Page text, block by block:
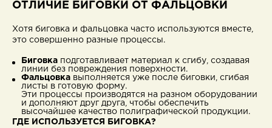
ОТЛИЧИЕ БИГОВКИ ОТ ФАЛЬЦОВКИ
Хотя биговка и фальцовка часто используются вместе,
это совершенно разные процессы.
Биговка подготавливает материал к сгибу, создавая
линии без повреждения поверхности.
Фальцовка выполняется уже после биговки, сгибая
листы в готовую форму.
Эти процессы производятся на разном оборудовании
и дополняют друг друга, чтобы обеспечить
высочайшее качество полиграфической продукции.
ГДЕ ИСПОЛЬЗУЕТСЯ БИГОВКА?